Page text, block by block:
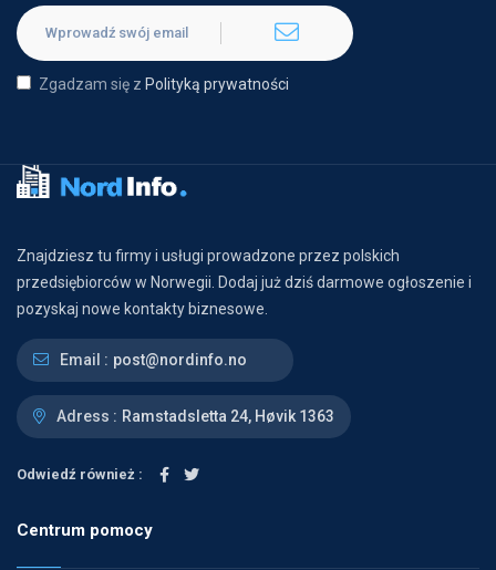
Zgadzam się z Polityką prywatności
Znajdziesz tu firmy i usługi prowadzone przez polskich
przedsiębiorców w Norwegii. Dodaj już dziś darmowe ogłoszenie i
pozyskaj nowe kontakty biznesowe.
Email : post@nordinfo.no
Adress : Ramstadsletta 24, Høvik 1363
Odwiedź również :
Centrum pomocy